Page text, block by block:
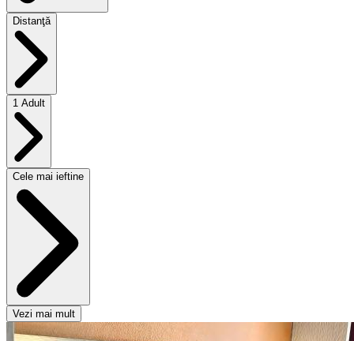
Distanţă
1 Adult
Cele mai ieftine
Vezi mai mult